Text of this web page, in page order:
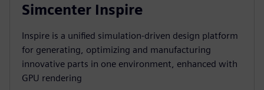
Simcenter Inspire
Inspire is a unified simulation-driven design platform
for generating, optimizing and manufacturing
innovative parts in one environment, enhanced with
GPU rendering